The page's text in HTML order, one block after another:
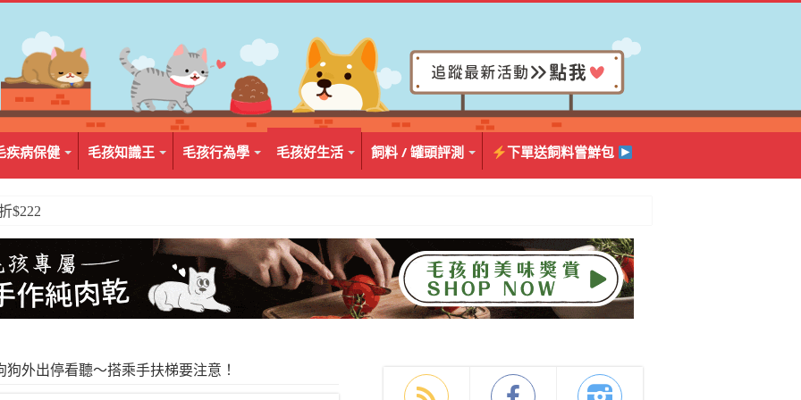
疾病保健 毛孩知識王 毛孩行為學 毛孩好生活 飼料 / 罐頭評測 下單送飼料嘗鮮包
組$399
外出停看聽～搭乘手扶梯要注意！